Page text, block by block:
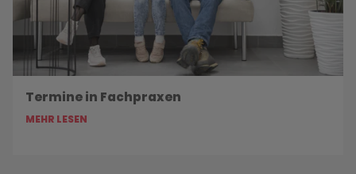
Termine in Fachpraxen
MEHR LESEN